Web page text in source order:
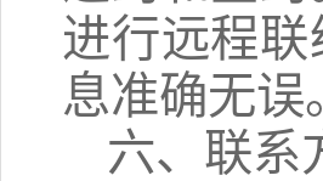
进行远程
息准确无误
六、联系